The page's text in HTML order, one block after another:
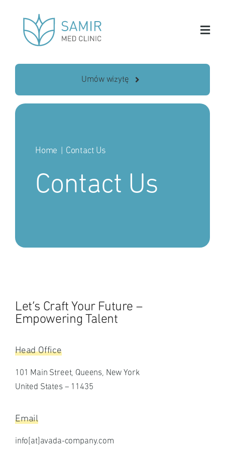
content
Umów wizytę
Home Contact Us
Contact Us
Let’s Craft Your Future –
Empowering Talent
Head Office
101 Main Street, Queens, New York
United States – 11435
Email
info[at]avada-company.com